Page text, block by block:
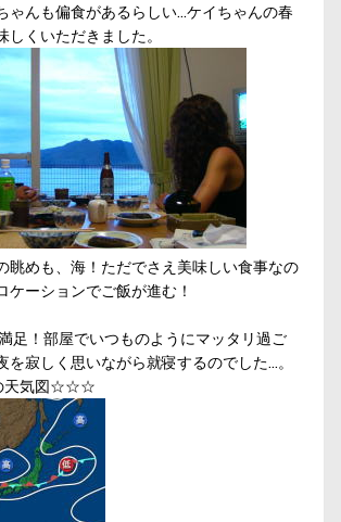
ゃんも偏食があるらしい…ケイちゃんの春
くいただきました。
眺めも、海！ただでさえ美味しい食事なの
ケーションでご飯が進む！
足！部屋でいつものようにマッタリ過ご
を寂しく思いながら就寝するのでした…。
天気図☆☆☆